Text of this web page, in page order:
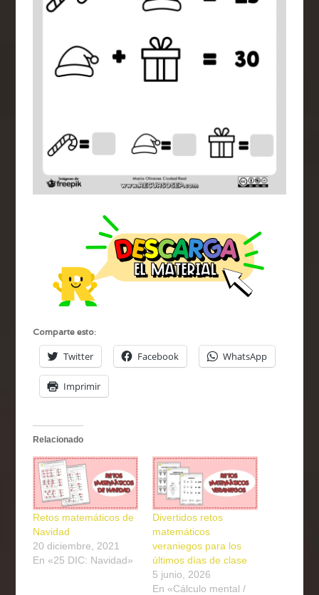
Comparte esto:
Twitter Facebook WhatsApp
Imprimir
Relacionado
Retos matemáticos de
Navidad
20 diciembre, 2021
En «25 DIC: Navidad»
Divertidos retos
matemáticos
veraniegos para los
últimos días de clase
5 junio, 2026
En «Cálculo mental /